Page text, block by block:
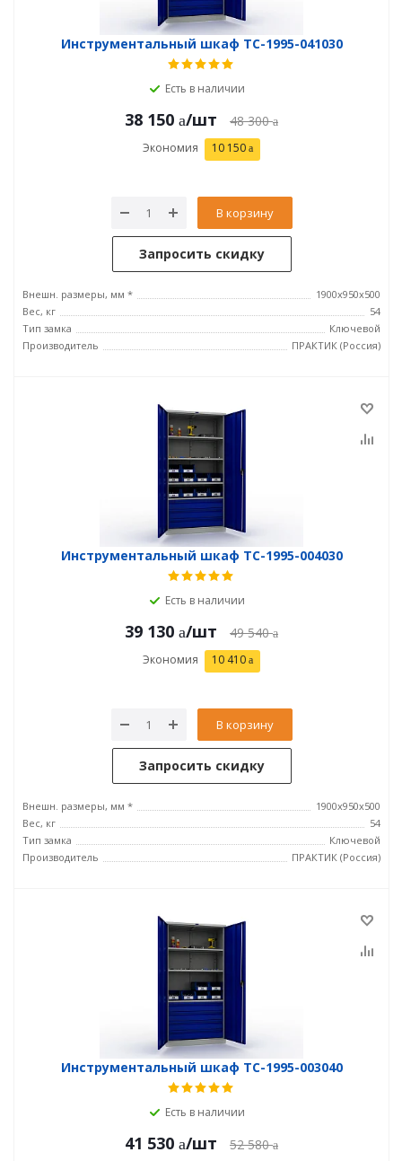
Инструментальный шкаф TC-1995-041030
Есть в наличии
38 150 /шт 48 300
Экономия 10 150
В корзину
Запросить скидку
Внешн. размеры, мм *
1900x950x500
Вес, кг
54
Тип замка
Ключевой
Производитель
ПРАКТИК (Россия)
Инструментальный шкаф TC-1995-004030
Есть в наличии
39 130 /шт 49 540
Экономия 10 410
В корзину
Запросить скидку
Внешн. размеры, мм *
1900x950x500
Вес, кг
54
Тип замка
Ключевой
Производитель
ПРАКТИК (Россия)
Инструментальный шкаф TC-1995-003040
Есть в наличии
41 530 /шт 52 580